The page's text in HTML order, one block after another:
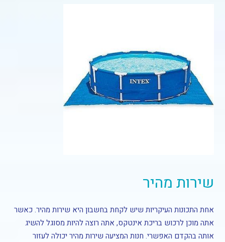
שירות מהיר
אחת התכונות העיקריות שיש לקחת בחשבון היא שירות מהיר. כאשר
אתה מוכן לרכוש בריכת אינטקס, אתה רוצה להיות מסוגל להשיג
אותה בהקדם האפשרי. חנות המציעה שירות מהיר יכולה לעזור